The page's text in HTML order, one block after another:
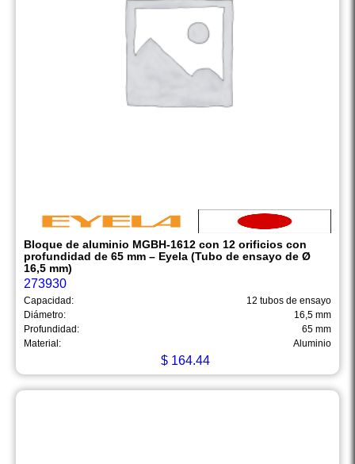
Bloque de aluminio MGBH-1612 con 12 orificios con
profundidad de 65 mm – Eyela (Tubo de ensayo de Ø
16,5 mm)
273930
Capacidad:
12 tubos de ensayo
Diámetro:
16,5 mm
Profundidad:
65 mm
Material:
Aluminio
$ 164.44